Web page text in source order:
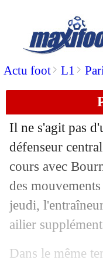
Actu foot> L1 >
Il ne s'agit pas
défenseur
cours avec
des
jeudi,
ailier
Dans le même
Lyon:
26/06 Sporting
26/06 OM:
26/06 Real:
26/06 Rangers
26/06 PSG:
Arsenal